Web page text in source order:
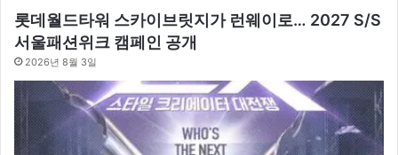
롯데월드타워 스카이브릿지가 런웨이로… 2027 S/S
서울패션위크 캠페인 공개
2026년 8월 3일